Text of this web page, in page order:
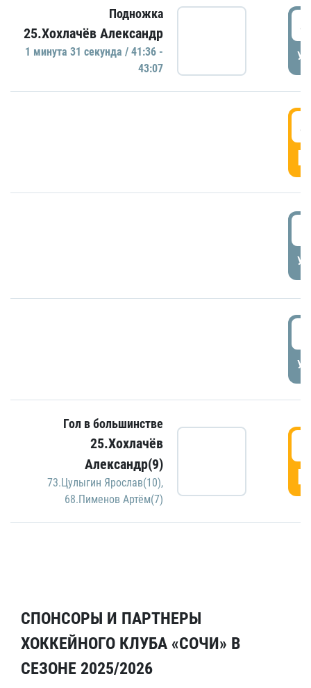
Подножка
25.Хохлачёв Александр
1 минутa 31 секундa / 41:36 -
43:07
Гол в большинстве
25.Хохлачёв
Александр(9)
73.Цулыгин Ярослав(10),
68.Пименов Артём(7)
СПОНСОРЫ И ПАРТНЕРЫ
ХОККЕЙНОГО КЛУБА «СОЧИ» В
СЕЗОНЕ 2025/2026